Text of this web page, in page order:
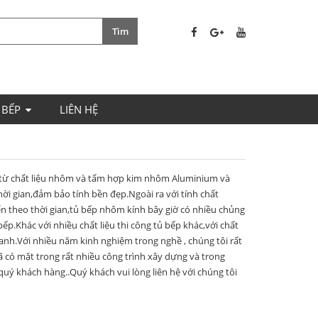
LIÊN HỆ
chất liệu nhôm và tấm hợp kim nhôm Aluminium và
gian,đảm bảo tính bền đẹp.Ngoài ra với tính chất
theo thời gian,tủ bếp nhôm kính bây giờ có nhiều chủng
với nhiều chất liệu thi công tủ bếp khác,với chất
nhiều năm kinh nghiệm trong nghề , chúng tôi rất
có mặt trong rất nhiều công trình xây dựng và trong
khách hàng..Quý khách vui lòng liên hệ với chúng tôi